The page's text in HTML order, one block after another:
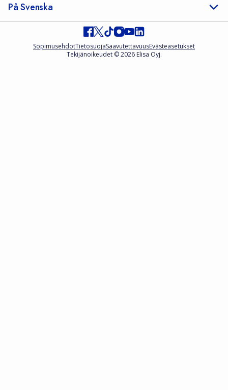
På Svenska
SopimusehdotTietosuojaSaavutettavuusEvästeasetukset
Tekijänoikeudet © 2026 Elisa Oyj.